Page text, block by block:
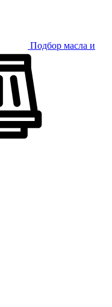
Подбор масла и